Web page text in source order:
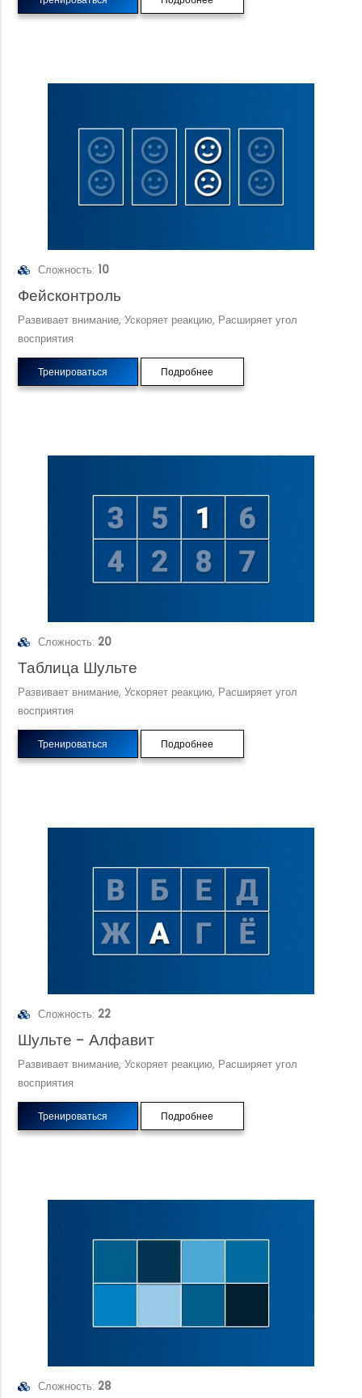
Сложность:10
Фейсконтроль
Развивает внимание, Ускоряет реакцию, Расширяет угол
восприятия
Тренироваться Подробнее
Сложность: 20
Таблица Шульте
Развивает внимание, Ускоряет реакцию, Расширяет угол
восприятия
Тренироваться Подробнее
Сложность: 22
Шульте - Алфавит
Развивает внимание, Ускоряет реакцию, Расширяет угол
восприятия
Тренироваться Подробнее
Сложность: 28